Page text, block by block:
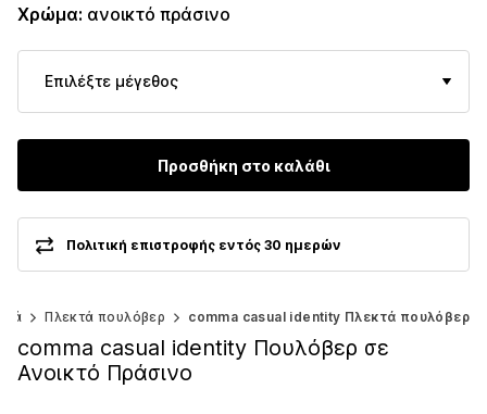
-15%
πελάτες! 🎁
Χρώμα: ανοικτό πράσινο
Επιλέξτε μέγεθος
Προσθήκη στο καλάθι
Πολιτική επιστροφής εντός 30 ημερών
Πλεκτά πουλόβερ comma casual identity Πλεκτά πουλόβερ
comma casual identity Πουλόβερ σε
Ανοικτό Πράσινο